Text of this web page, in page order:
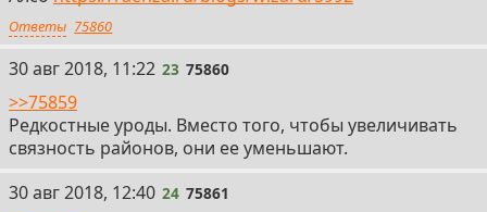
Ответы 75860
23
30 авг 2018, 11:22 23 75860
>>75859
Редкостные уроды. Вместо того, чтобы увеличивать
связность районов, они ее уменьшают.
24
30 авг 2018, 12:40 24 75861